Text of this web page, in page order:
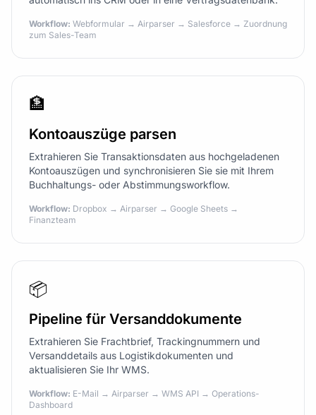
Workflow: Webformular → Airparser → Salesforce → Zuordnung
zum Sales-Team
🏦
Kontoauszüge parsen
Extrahieren Sie Transaktionsdaten aus hochgeladenen
Kontoauszügen und synchronisieren Sie sie mit Ihrem
Buchhaltungs- oder Abstimmungsworkflow.
Workflow: Dropbox → Airparser → Google Sheets →
Finanzteam
📦
Pipeline für Versanddokumente
Extrahieren Sie Frachtbrief, Trackingnummern und
Versanddetails aus Logistikdokumenten und
aktualisieren Sie Ihr WMS.
Workflow: E-Mail → Airparser → WMS API → Operations-
Dashboard